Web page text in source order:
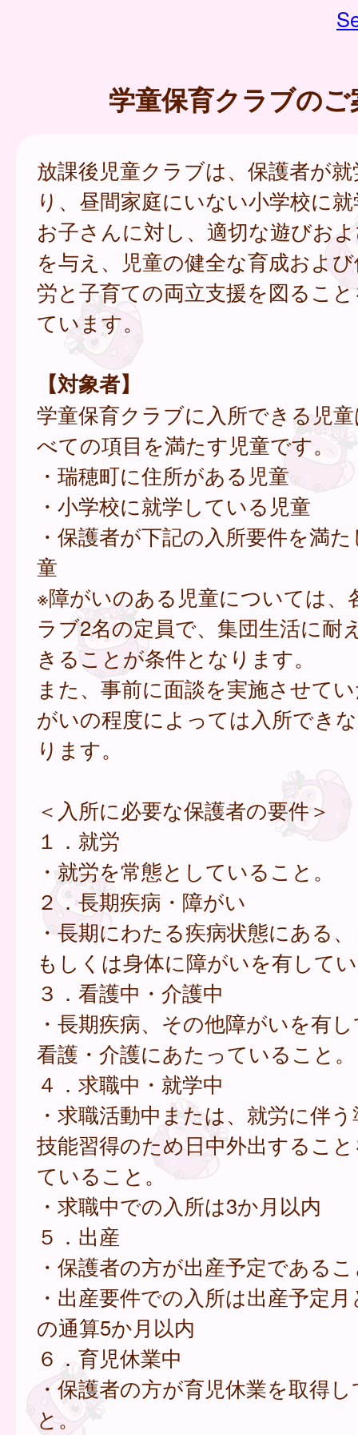
学童保育クラブのご
放課後児童クラブは、保護者が
り、昼間家庭にいない小学校に
お子さんに対し、適切な遊びお
を与え、児童の健全な育成およ
労と子育ての両立支援を図るこ
ています。
【対象者】
学童保育クラブに入所できる児
べての項目を満たす児童です。
・瑞穂町に住所がある児童
・小学校に就学している児童
・保護者が下記の入所要件を満
童
※障がいのある児童については、
ラブ2名の定員で、集団生活に耐
きることが条件となります。
また、事前に面談を実施させて
がいの程度によっては入所でき
ります。
＜入所に必要な保護者の要件＞
１．就労
・就労を常態としていること。
２．長期疾病・障がい
・長期にわたる疾病状態にある
もしくは身体に障がいを有して
３．看護中・介護中
・長期疾病、その他障がいを有
看護・介護にあたっていること。
４．求職中・就学中
・求職活動中または、就労に伴
技能習得のため日中外出するこ
ていること。
・求職中での入所は3か月以内
５．出産
・保護者の方が出産予定である
・出産要件での入所は出産予定
の通算5か月以内
６．育児休業中
・保護者の方が育児休業を取得
と。